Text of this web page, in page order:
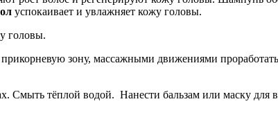
успокаивает и увлажняет кожу головы.
головы.
зону, массажными движениями
Смыть тёплой водой. Нанести бальзам или маску для